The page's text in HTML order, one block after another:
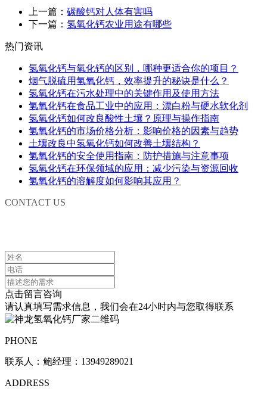
上一篇： 碳酸钙对人体有害吗
下一篇： 氢氧化钙农业用途有哪些
热门资讯
氢氧化钙与氧化钙的区别，哪种更适合你的项目？
烟气脱硫用氢氧化钙，效率提升的秘诀是什么？
氢氧化钙在污水处理中的关键作用及使用方法
氢氧化钙在食品工业中的应用：漂白粉与硬水软化剂
氢氧化钙如何改良酸性土壤？原理与操作指南
氢氧化钙的市场价格分析：影响价格的因素与趋势
土壤改良中氢氧化钙如何改善土壤结构？
氢氧化钙的安全使用指南：防护措施与注意事项
氢氧化钙在环保领域的应用：减少污染与资源回收
氢氧化钙的溶解度如何影响其应用？
CONTACT US
点击留言咨询
请认真填写需求信息，我们会在24小时内与您取得联系
PHONE
联系人：鲍经理：13949289021
ADDRESS